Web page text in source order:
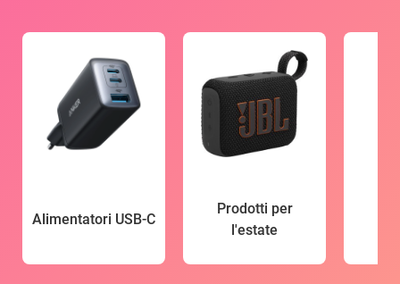
Alimentatori USB-C
Prodotti per
l'estate